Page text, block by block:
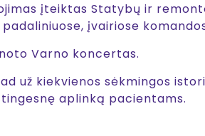
įteiktas Statybų ir
įvairiose
Varno koncertas.
už kiekvienos sėkmingos
aplinką pacientams.